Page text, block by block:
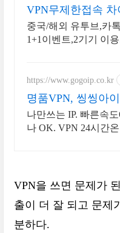
VPN무제한접속 차
중국/해외 유투브,카
1+1이벤트,2기기 이
https://www.gogoip.co.kr
명품VPN, 씽씽아이
나만쓰는 IP. 빠른속
나 OK. VPN 24시간
VPN을 쓰면 문제가
출이 더 잘 되고 문제
분하다.